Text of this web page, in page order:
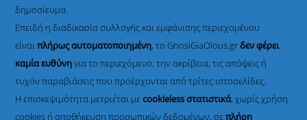
δημοσίευμα.
Επειδή η διαδικασία συλλογής και εμφάνισης περιεχομένου
είναιπλήρως αυτοματοποιημένη, το GnosiGiaOlous.grδεν φέρει
καμία ευθύνηγια το περιεχόμενο, την ακρίβεια, τις απόψεις ή
τυχόν παραβιάσεις που προέρχονται από τρίτες ιστοσελίδες.
Η επισκεψιμότητα μετριέται μεcookieless στατιστικά, χωρίς χρήση
cookies ή αποθήκευση προσωπικών δεδομένων, σεπλήρη